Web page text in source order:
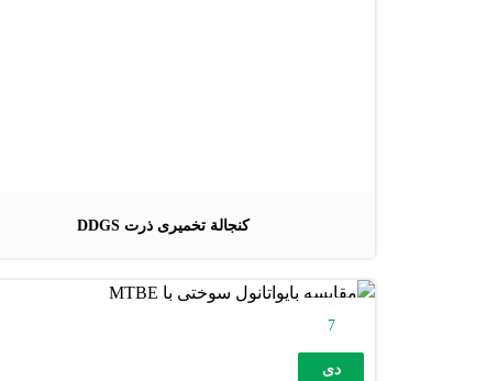
کنجالة تخمیری ذرت DDGS
7
دی